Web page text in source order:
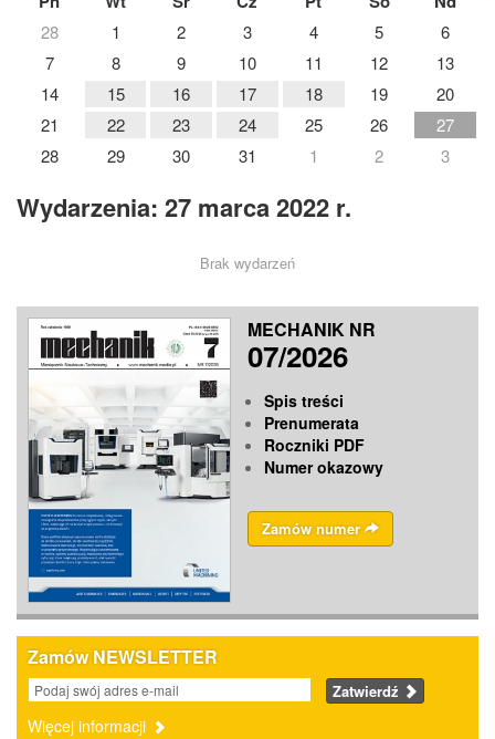
28 1 2 3 4 5
6
7
8 9 10 11 12
13
14
15 16 17 18 19
20
21
22 23 24 25 26
27
28
29 30 31 1 2 3
Wydarzenia: 27 marca 2022 r.
Brak wydarzeń
MECHANIK NR
07/2026
Spis treści
Prenumerata
Roczniki PDF
Numer okazowy
Zamów numer
Zamów NEWSLETTER
Zatwierdź
Więcej informacji